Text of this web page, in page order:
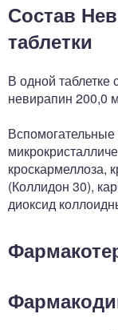
Состав
таблетки
В одной таблетке
невирапин 200,0
кроскармеллоза,
(Коллидон 30),
диоксид